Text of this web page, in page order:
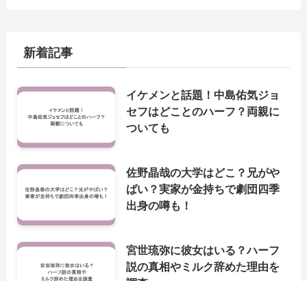
新着記事
イケメンと話題！中島佑気ジョ
セフはどことのハーフ？両親に
ついても
佐野晶哉の大学はどこ？兄がや
ばい？実家が金持ちで劇団四季
出身の噂も！
宮世琉弥に彼女はいる？ハーフ
説の真相やミルク辞めた理由を